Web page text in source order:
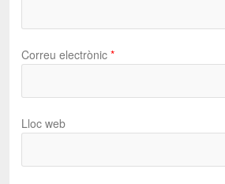
Correu electrònic *
Lloc web